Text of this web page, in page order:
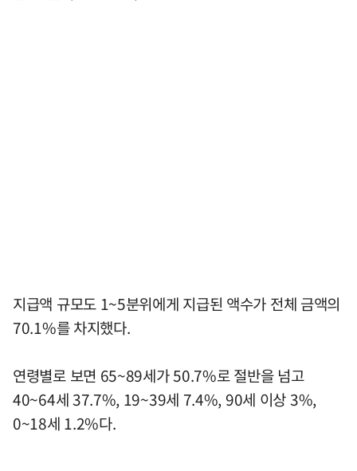
지급액 규모도 1~5분위에게 지급된 액수가 전체 금액의
70.1%를 차지했다.
연령별로 보면 65~89세가 50.7%로 절반을 넘고
40~64세 37.7%, 19~39세 7.4%, 90세 이상 3%,
0~18세 1.2%다.